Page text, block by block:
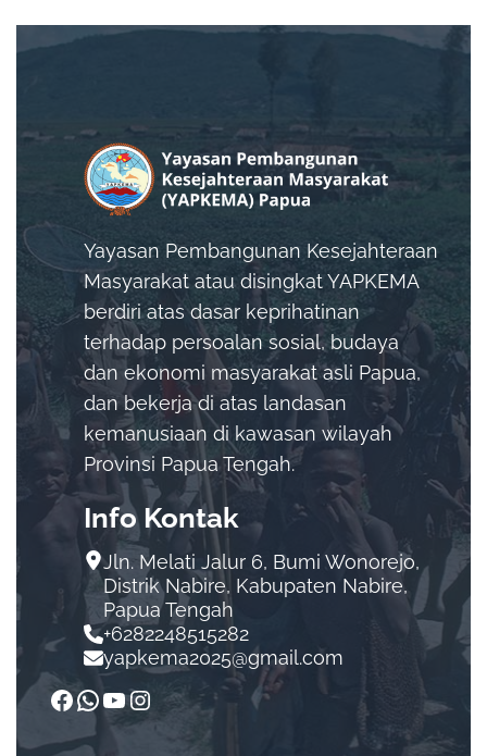
Yayasan Pembangunan Kesejahteraan
Masyarakat atau disingkat YAPKEMA
berdiri atas dasar keprihatinan
terhadap persoalan sosial, budaya
dan ekonomi masyarakat asli Papua,
dan bekerja di atas landasan
kemanusiaan di kawasan wilayah
Provinsi Papua Tengah.
Info Kontak
Jln. Melati Jalur 6, Bumi Wonorejo,
Distrik Nabire, Kabupaten Nabire,
Papua Tengah
+6282248515282
yapkema2025@gmail.com